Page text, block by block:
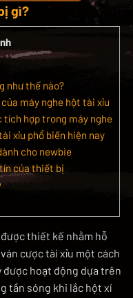
gì?
như thế nào?
máy nghe hột tài xỉu
tích hợp trong máy nghe
xỉu phổ biến hiện nay
cho newbie
của thiết bị
thiết kế nhằm hỗ
cược tài xỉu một cách
được hoạt động dựa trên
tần sóng khi lắc hột xí